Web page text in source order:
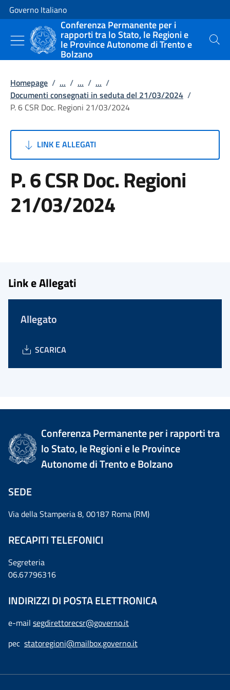
Vai al contenuto
Vai alla navigazione del sito
Governo Italiano
Conferenza Permanente per i
rapporti tra lo Stato, le Regioni e
le Province Autonome di Trento e
Bolzano
Cerca
Homepage / ... / ... / ... /
Documenti consegnati in seduta del 21/03/2024 /
P. 6 CSR Doc. Regioni 21/03/2024
LINK E ALLEGATI
P. 6 CSR Doc. Regioni
21/03/2024
Link e Allegati
Allegato
SCARICA
Conferenza Permanente per i rapporti tra
lo Stato, le Regioni e le Province
Autonome di Trento e Bolzano
SEDE
Via della Stamperia 8, 00187 Roma (RM)
RECAPITI TELEFONICI
Segreteria
06.67796316
INDIRIZZI DI POSTA ELETTRONICA
e-mail segdirettorecsr@governo.it
pec statoregioni@mailbox.governo.it